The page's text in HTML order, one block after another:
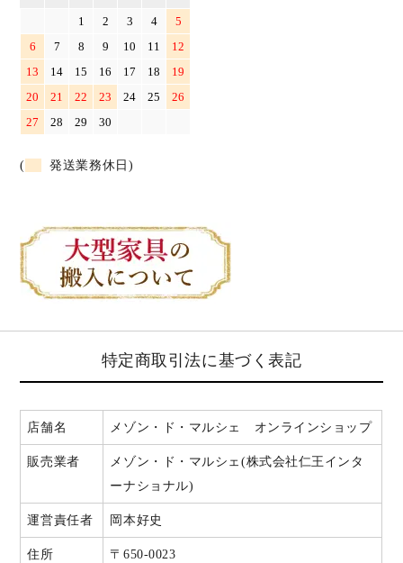
1 2 3 4
5
6
7 8 9 10 11
12
13
14 15 16 17 18
19
20
21 22 23 24 25
26
27
28 29 30
( 発送業務休日)
特定商取引法に基づく表記
店舗名 メゾン・ド・マルシェ オンラインショップ
販売業者
メゾン・ド・マルシェ(株式会社仁王インタ
ーナショナル)
運営責任者 岡本好史
住所
〒650-0023